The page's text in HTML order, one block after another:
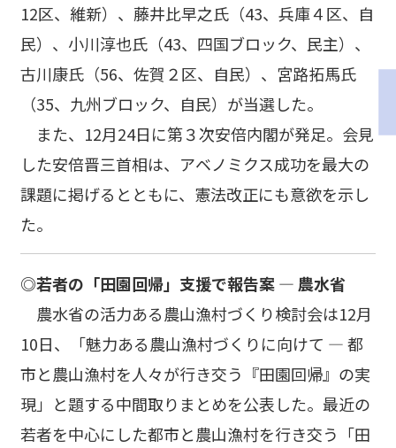
12区、維新）、藤井比早之氏（43、兵庫４区、自
民）、小川淳也氏（43、四国ブロック、民主）、
古川康氏（56、佐賀２区、自民）、宮路拓馬氏
（35、九州ブロック、自民）が当選した。
また、12月24日に第３次安倍内閣が発足。会見
した安倍晋三首相は、アベノミクス成功を最大の
課題に掲げるとともに、憲法改正にも意欲を示し
た。
◎若者の「田園回帰」支援で報告案 ― 農水省
農水省の活力ある農山漁村づくり検討会は12月
10日、「魅力ある農山漁村づくりに向けて ― 都
市と農山漁村を人々が行き交う『田園回帰』の実
現」と題する中間取りまとめを公表した。最近の
若者を中心にした都市と農山漁村を行き交う「田